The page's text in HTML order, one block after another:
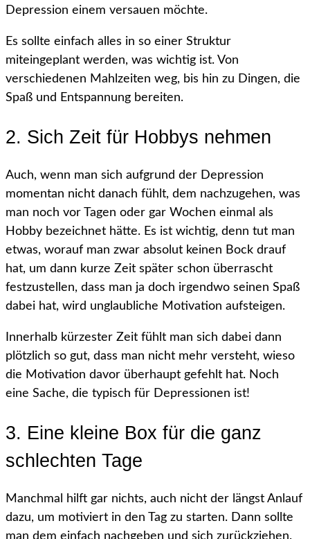
Depression einem versauen möchte.
Es sollte einfach alles in so einer Struktur
miteingeplant werden, was wichtig ist. Von
verschiedenen Mahlzeiten weg, bis hin zu Dingen, die
Spaß und Entspannung bereiten.
2. Sich Zeit für Hobbys nehmen
Auch, wenn man sich aufgrund der Depression
momentan nicht danach fühlt, dem nachzugehen, was
man noch vor Tagen oder gar Wochen einmal als
Hobby bezeichnet hätte. Es ist wichtig, denn tut man
etwas, worauf man zwar absolut keinen Bock drauf
hat, um dann kurze Zeit später schon überrascht
festzustellen, dass man ja doch irgendwo seinen Spaß
dabei hat, wird unglaubliche Motivation aufsteigen.
Innerhalb kürzester Zeit fühlt man sich dabei dann
plötzlich so gut, dass man nicht mehr versteht, wieso
die Motivation davor überhaupt gefehlt hat. Noch
eine Sache, die typisch für Depressionen ist!
3. Eine kleine Box für die ganz
schlechten Tage
Manchmal hilft gar nichts, auch nicht der längst Anlauf
dazu, um motiviert in den Tag zu starten. Dann sollte
man dem einfach nachgeben und sich zurückziehen.